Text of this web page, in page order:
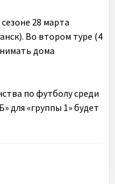
28 марта
Во втором туре (4
дома
по футболу среди
для «группы 1» будет